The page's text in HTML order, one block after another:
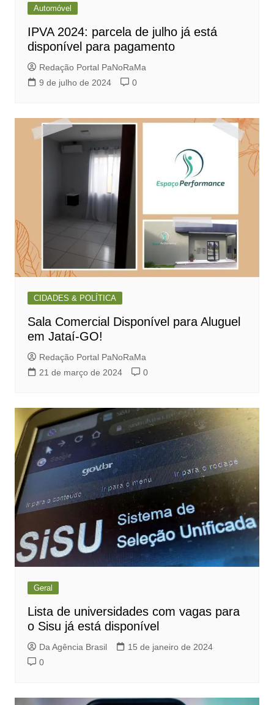
Automóvel
IPVA 2024: parcela de julho já está
disponível para pagamento
Redação Portal PaNoRaMa
9 de julho de 2024
0
CIDADES & POLÍTICA
Sala Comercial Disponível para Aluguel
em Jataí-GO!
Redação Portal PaNoRaMa
21 de março de 2024
0
Geral
Lista de universidades com vagas para
o Sisu já está disponível
Da Agência Brasil
15 de janeiro de 2024
0